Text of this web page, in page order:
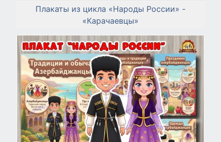
Плакаты из цикла «Народы России» -
«Карачаевцы»